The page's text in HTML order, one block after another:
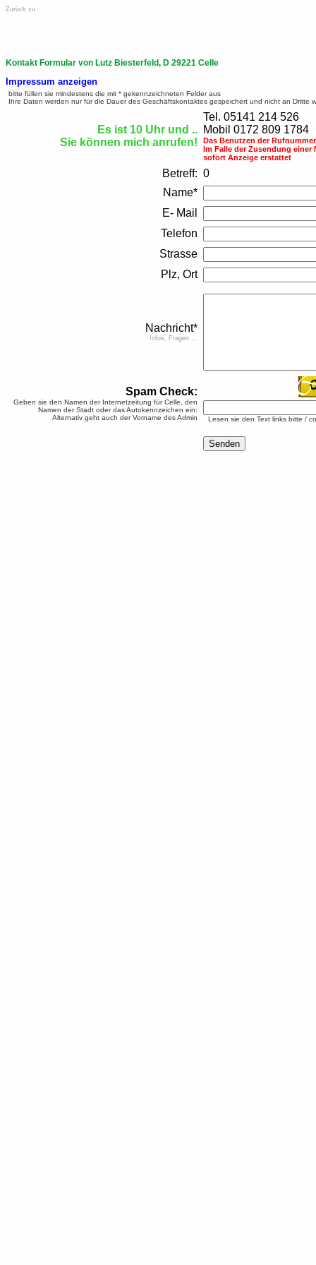
Zurück zu
Kontakt Formular von Lutz Biesterfeld, D 29221 Celle
Impressum anzeigen
bitte füllen sie mindestens die mit * gekennzeichneten Felder aus
Ihre Daten werden nur für die Dauer des Geschäftskontaktes gespeichert und nicht an Dritte
Es ist 10 Uhr und ..
Sie können mich anrufen!
Tel. 05141 214 526
Mobil 0172 809 1784
Das Benutzen der
Im Falle der Zusendung einer
sofort Anzeige erstattet
Betreff: 0
Name*
E- Mail
Telefon
Strasse
Plz, Ort
Nachricht*
Infos, Fragen ...
Spam Check:
Geben sie den Namen der Internetzeitung für Celle, den
Namen der Stadt oder das Autokennzeichen ein:
Alternativ geht auch der Vorname des Admin
Lesen sie den Text links bitte /